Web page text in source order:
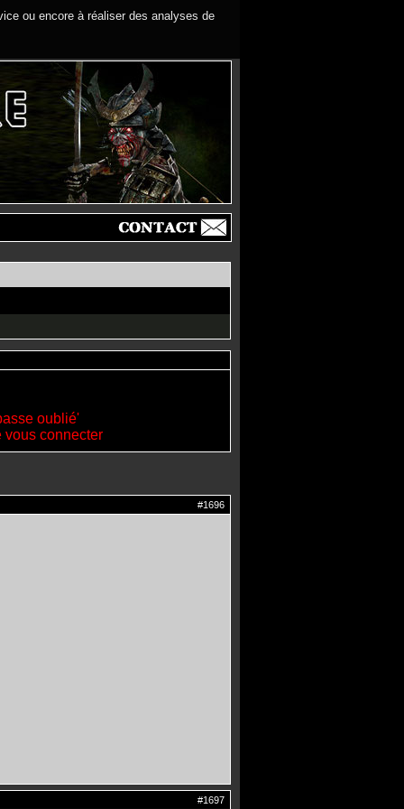
ou encore à réaliser des analyses de
oublié'
vous connecter
#1696
#1697